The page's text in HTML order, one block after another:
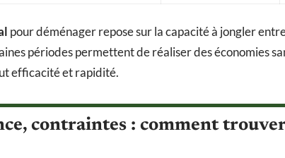
pour déménager repose sur la capacité à jongler
périodes permettent de réaliser des économies
efficacité et rapidité.
contraintes : comment